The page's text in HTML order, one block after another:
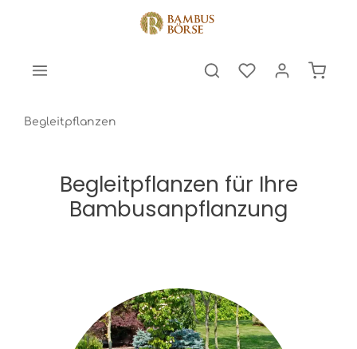
Begleitpflanzen
Begleitpflanzen für Ihre
Bambusanpflanzung